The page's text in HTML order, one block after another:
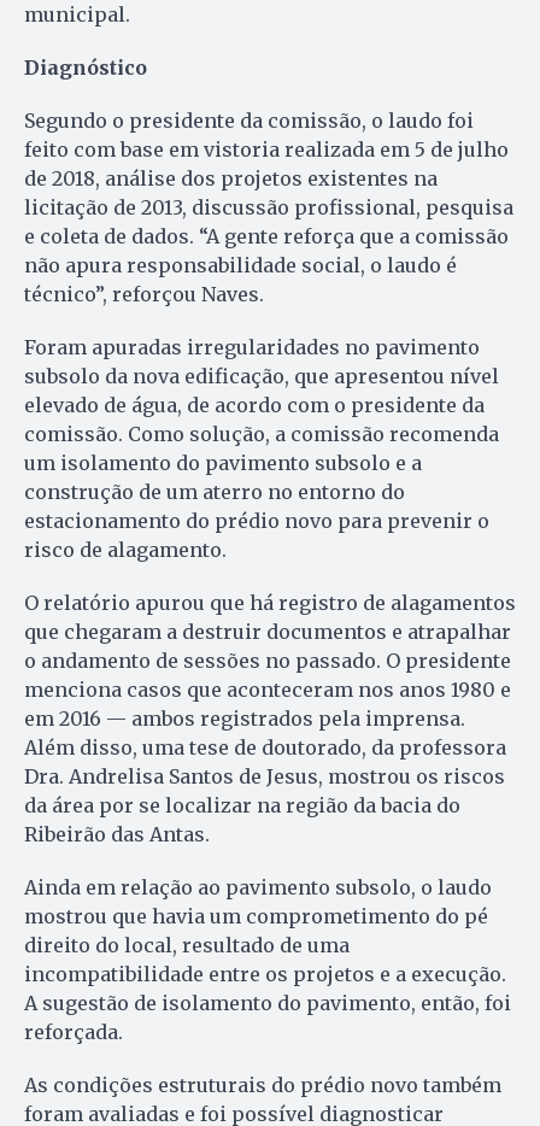
municipal.
Diagnóstico
Segundo o presidente da comissão, o laudo foi
feito com base em vistoria realizada em 5 de julho
de 2018, análise dos projetos existentes na
licitação de 2013, discussão profissional, pesquisa
e coleta de dados. “A gente reforça que a comissão
não apura responsabilidade social, o laudo é
técnico”, reforçou Naves.
Foram apuradas irregularidades no pavimento
subsolo da nova edificação, que apresentou nível
elevado de água, de acordo com o presidente da
comissão. Como solução, a comissão recomenda
um isolamento do pavimento subsolo e a
construção de um aterro no entorno do
estacionamento do prédio novo para prevenir o
risco de alagamento.
O relatório apurou que há registro de alagamentos
que chegaram a destruir documentos e atrapalhar
o andamento de sessões no passado. O presidente
menciona casos que aconteceram nos anos 1980 e
em 2016 — ambos registrados pela imprensa.
Além disso, uma tese de doutorado, da professora
Dra. Andrelisa Santos de Jesus, mostrou os riscos
da área por se localizar na região da bacia do
Ribeirão das Antas.
Ainda em relação ao pavimento subsolo, o laudo
mostrou que havia um comprometimento do pé
direito do local, resultado de uma
incompatibilidade entre os projetos e a execução.
A sugestão de isolamento do pavimento, então, foi
reforçada.
As condições estruturais do prédio novo também
foram avaliadas e foi possível diagnosticar